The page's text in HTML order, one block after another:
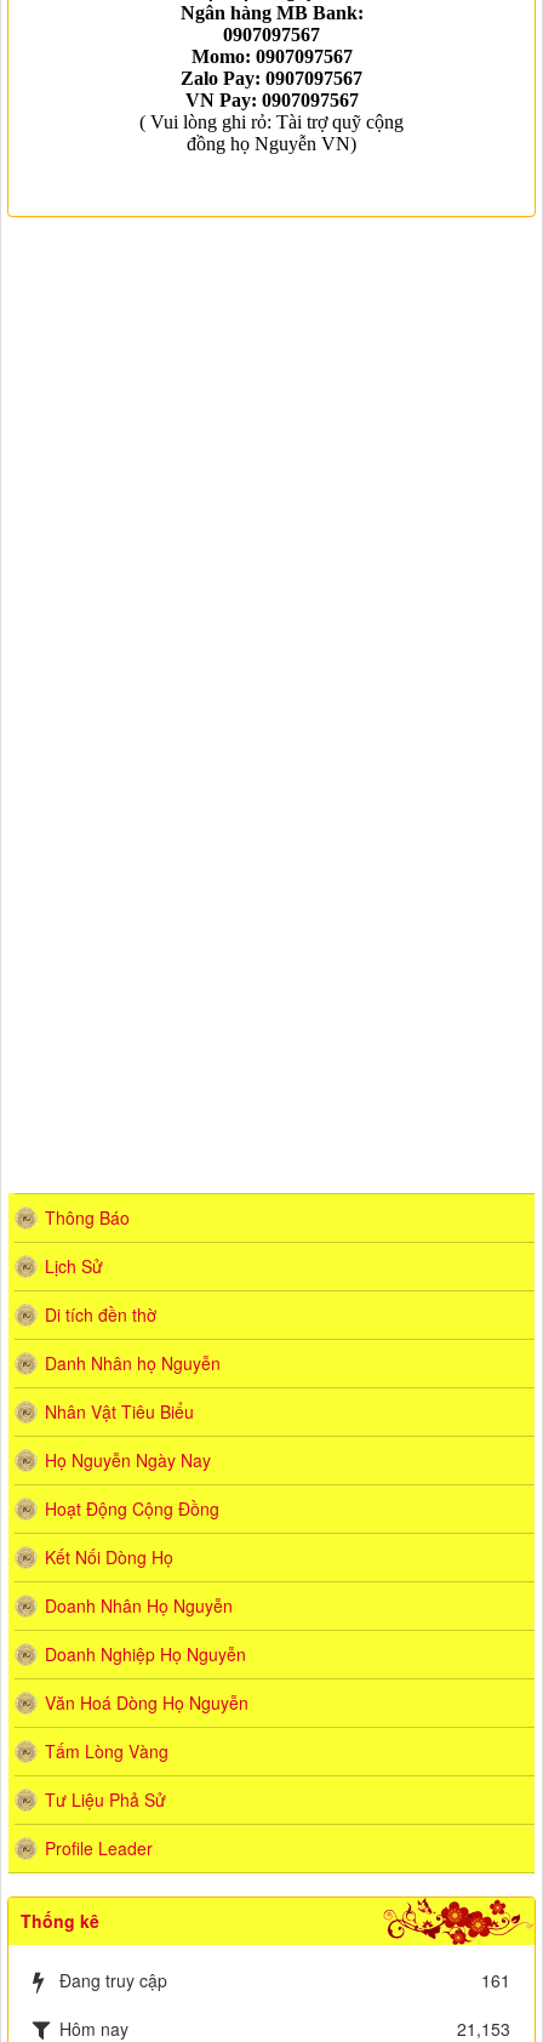
Thông Báo
Lịch Sử
Di tích đền thờ
Danh Nhân họ Nguyễn
Nhân Vật Tiêu Biểu
Họ Nguyễn Ngày Nay
Hoạt Động Cộng Đồng
Kết Nối Dòng Họ
Doanh Nhân Họ Nguyễn
Doanh Nghiệp Họ Nguyễn
Văn Hoá Dòng Họ Nguyễn
Tấm Lòng Vàng
Tư Liệu Phả Sử
Profile Leader
Thống kê
Đang truy cập
161
Hôm nay
21,153